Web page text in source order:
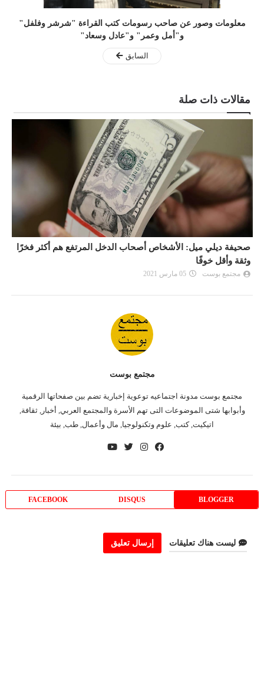
معلومات وصور عن صاحب رسومات كتب القراءة "شرشر وفلفل"
و"أمل وعمر" و"عادل وسعاد"
السابق
مقالات ذات صلة
صحيفة ديلي ميل: الأشخاص أصحاب الدخل المرتفع هم أكثر فخرًا
وثقة وأقل خوفًا
مجتمع بوست 05 مارس 2021
مجتمع بوست
مجتمع بوست مدونة اجتماعيه توعوية إخبارية تضم بين صفحاتها الرقمية
وأبوابها شتى الموضوعات التى تهم الأسرة والمجتمع العربي, أخبار, ثقافة,
اتيكيت, كتب, علوم وتكنولوجيا, مال وأعمال, طب, بيئة
BLOGGER
DISQUS
FACEBOOK
ليست هناك تعليقات إرسال تعليق